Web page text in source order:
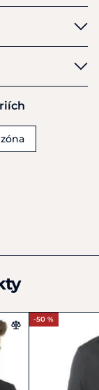
-50 %